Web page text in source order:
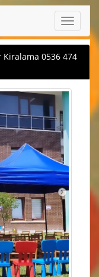
Toggle
Kiralama 0536 474